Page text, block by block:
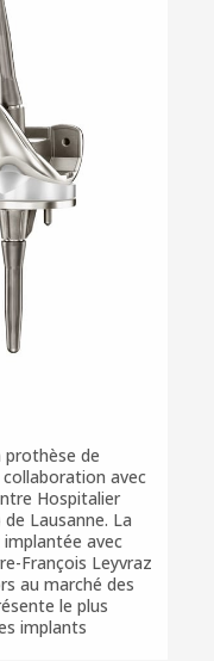
prothèse de
collaboration avec
Hospitalier
Lausanne. La
avec
François Leyvraz
au marché des
le plus
implants